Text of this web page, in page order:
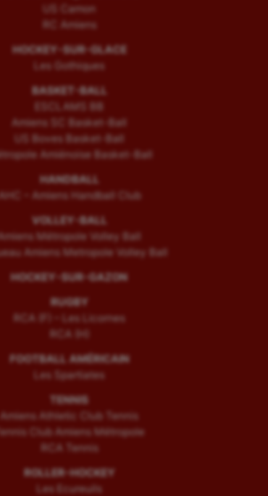
US Camon
RC Amiens
HOCKEY-SUR-GLACE
Les Gothiques
BASKET-BALL
ESCLAMS BB
Amiens SC Basket-Ball
US Boves Basket-Ball
Amiénoise Basket-Ball
HANDBALL
AHC – Amiens Handball Club
VOLLEY-BALL
Métropole Volley Ball
Amiens Metropole Volley Ball
HOCKEY-SUR-GAZON
RUGBY
RCA (F) – Les Licornes
RCA (H)
FOOTBALL AMÉRICAIN
Les Spartiates
TENNIS
Amiens Athletic Club Tennis
Tennis Club Amiens Métropole
RCA Tennis
ROLLER-HOCKEY
Les Ecureuils